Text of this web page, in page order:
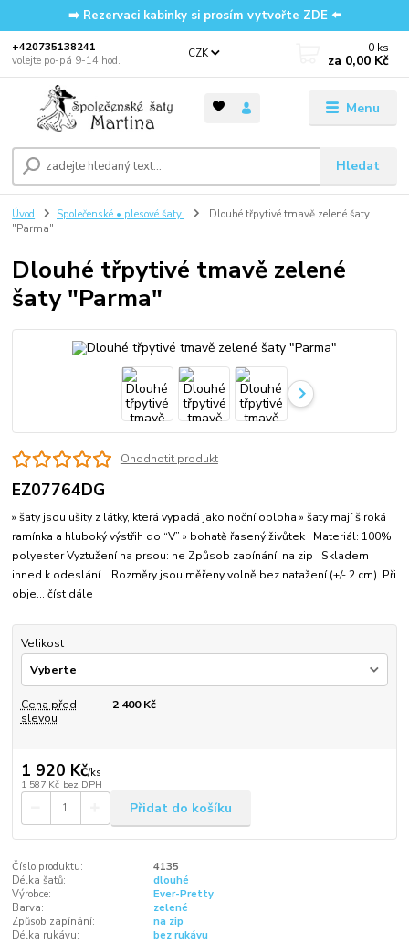
➡️ Rezervaci kabinky si prosím vytvořte ZDE ⬅️
Menu
CZK
Hledat
‭+420735138241
volejte po-pá 9-14 hod.
0 ks
za 0,00 Kč
Úvod Společenské • plesové šaty
Dlouhé třpytivé tmavě zelené šaty
"Parma"
Dlouhé třpytivé tmavě zelené
šaty "Parma"
Ohodnotit produkt
EZ07764DG
» šaty jsou ušity z látky, která vypadá jako noční obloha » šaty mají široká
ramínka a hluboký výstřih do “V” » bohatě řasený živůtek Materiál: 100%
polyester Vyztužení na prsou: ne Způsob zapínání: na zip Skladem
ihned k odeslání. Rozměry jsou měřeny volně bez natažení (+/- 2 cm). Při
obje...číst dále
Velikost
Cena před
slevou
2 400 Kč
1 920 Kč/ks
1 587 Kč bez DPH
Přidat do košíku
Číslo produktu:
4135
Délka šatů:
dlouhé
Výrobce:
Ever-Pretty
Barva:
zelené
Způsob zapínání:
na zip
Délka rukávu:
bez rukávu